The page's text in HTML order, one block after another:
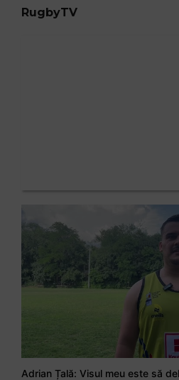
RugbyTV
Adrian Țală: Visul meu este să